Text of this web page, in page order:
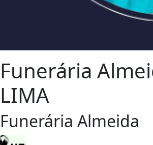
Funerária
LIMA
Funerária Almeida